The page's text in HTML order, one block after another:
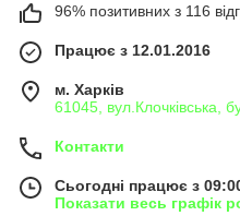
96% позитивних з 116
Працює з 12.01.2016
м. Харків
61045, вул.Клочківська,
Контакти
Сьогодні працює з
Показати весь графік